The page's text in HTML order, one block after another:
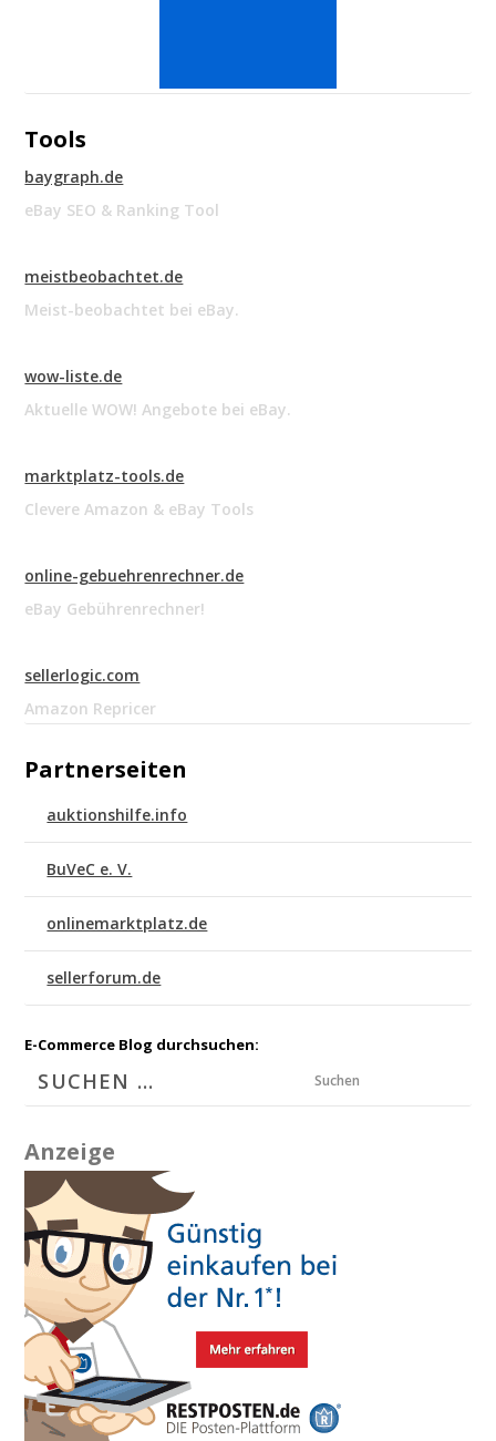
Tools
baygraph.de
eBay SEO & Ranking Tool
meistbeobachtet.de
Meist-beobachtet bei eBay.
wow-liste.de
Aktuelle WOW! Angebote bei eBay.
marktplatz-tools.de
Clevere Amazon & eBay Tools
online-gebuehrenrechner.de
eBay Gebührenrechner!
sellerlogic.com
Amazon Repricer
Partnerseiten
auktionshilfe.info
BuVeC e. V.
onlinemarktplatz.de
sellerforum.de
E-Commerce Blog durchsuchen:
Suchen
Anzeige